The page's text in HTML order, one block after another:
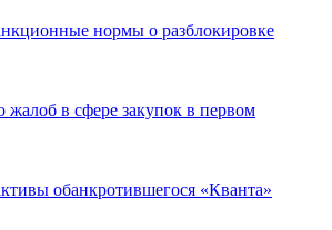
нормы о разблокировке
в сфере закупок в первом
обанкротившегося «Кванта»